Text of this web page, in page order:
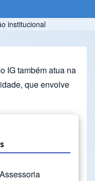
institucional
IG também atua na
que envolve